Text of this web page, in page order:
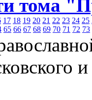
тома
17 18 19 20 21 22 23 24 25
65 66 67 68 69 70 71 72 73